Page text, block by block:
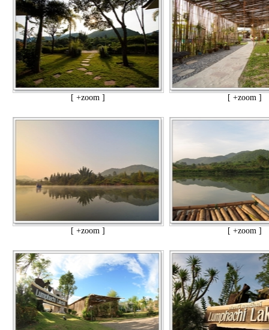
[ +zoom ] [ +zoom ]
[ +zoom ] [ +zoom ]